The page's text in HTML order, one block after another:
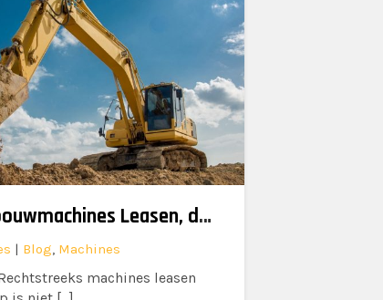
Digitaal bouwmachines Leasen, dankzij Bullswap en KBC
| Blog, Machines
machines leasen